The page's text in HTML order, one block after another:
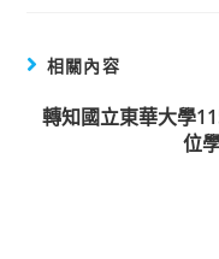
相關內容
轉知國立東華大學
位